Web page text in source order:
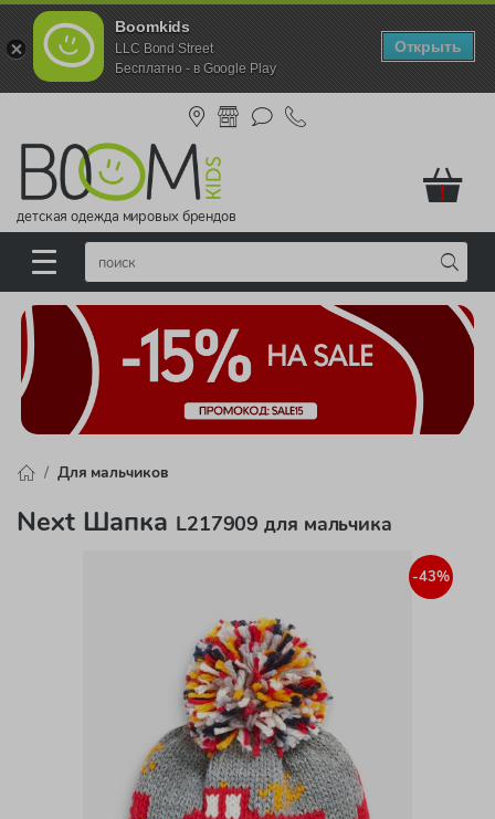
Boomkids
LLC Bond Street
Бесплатно - в Google Play
Открыть
детская одежда мировых брендов
!
Для мальчиков
Next Шапка L217909 для мальчика
-43%